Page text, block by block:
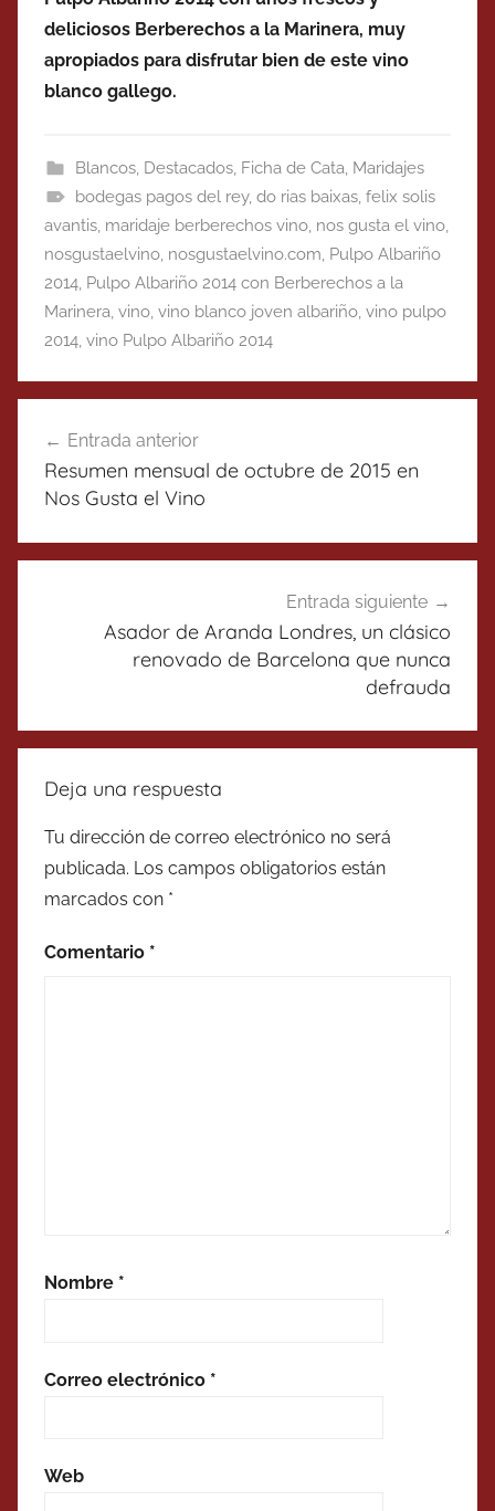
deliciosos Berberechos a la Marinera, muy
apropiados para disfrutar bien de este vino
blanco gallego.
Blancos, Destacados, Ficha de Cata, Maridajes
bodegas pagos del rey, do rias baixas, felix solis
avantis, maridaje berberechos vino, nos gusta el vino,
nosgustaelvino, nosgustaelvino.com, Pulpo Albariño
2014, Pulpo Albariño 2014 con Berberechos a la
Marinera, vino, vino blanco joven albariño, vino pulpo
2014, vino Pulpo Albariño 2014
de
entradas
Entrada anterior
Resumen mensual de octubre de 2015 en
Nos Gusta el Vino
Entrada siguiente
Asador de Aranda Londres, un clásico
renovado de Barcelona que nunca
defrauda
Deja una respuesta
Tu dirección de correo electrónico no será
publicada. Los campos obligatorios están
marcados con *
Comentario *
Nombre *
Correo electrónico *
Web